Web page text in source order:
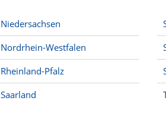
Niedersachsen
Nordrhein-Westfalen
Rheinland-Pfalz
Saarland